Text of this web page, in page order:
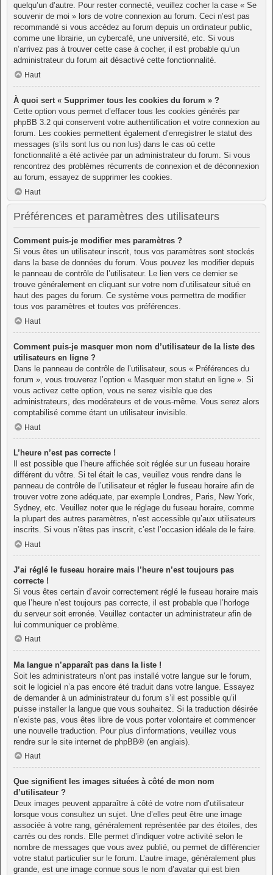
quelqu’un d’autre. Pour rester connecté, veuillez cocher la case « Se
souvenir de moi » lors de votre connexion au forum. Ceci n’est pas
recommandé si vous accédez au forum depuis un ordinateur public,
comme une librairie, un cybercafé, une université, etc. Si vous
n’arrivez pas à trouver cette case à cocher, il est probable qu’un
administrateur du forum ait désactivé cette fonctionnalité.
Haut
À quoi sert « Supprimer tous les cookies du forum » ?
Cette option vous permet d’effacer tous les cookies générés par
phpBB 3.2 qui conservent votre authentification et votre connexion au
forum. Les cookies permettent également d’enregistrer le statut des
messages (s’ils sont lus ou non lus) dans le cas où cette
fonctionnalité a été activée par un administrateur du forum. Si vous
rencontrez des problèmes récurrents de connexion et de déconnexion
au forum, essayez de supprimer les cookies.
Haut
Préférences et paramètres des utilisateurs
Comment puis-je modifier mes paramètres ?
Si vous êtes un utilisateur inscrit, tous vos paramètres sont stockés
dans la base de données du forum. Vous pouvez les modifier depuis
le panneau de contrôle de l’utilisateur. Le lien vers ce dernier se
trouve généralement en cliquant sur votre nom d’utilisateur situé en
haut des pages du forum. Ce système vous permettra de modifier
tous vos paramètres et toutes vos préférences.
Haut
Comment puis-je masquer mon nom d’utilisateur de la liste des
utilisateurs en ligne ?
Dans le panneau de contrôle de l’utilisateur, sous « Préférences du
forum », vous trouverez l’option « Masquer mon statut en ligne ». Si
vous activez cette option, vous ne serez visible que des
administrateurs, des modérateurs et de vous-même. Vous serez alors
comptabilisé comme étant un utilisateur invisible.
Haut
L’heure n’est pas correcte !
Il est possible que l’heure affichée soit réglée sur un fuseau horaire
différent du vôtre. Si tel était le cas, veuillez vous rendre dans le
panneau de contrôle de l’utilisateur et régler le fuseau horaire afin de
trouver votre zone adéquate, par exemple Londres, Paris, New York,
Sydney, etc. Veuillez noter que le réglage du fuseau horaire, comme
la plupart des autres paramètres, n’est accessible qu’aux utilisateurs
inscrits. Si vous n’êtes pas inscrit, c’est l’occasion idéale de le faire.
Haut
J’ai réglé le fuseau horaire mais l’heure n’est toujours pas
correcte !
Si vous êtes certain d’avoir correctement réglé le fuseau horaire mais
que l’heure n’est toujours pas correcte, il est probable que l’horloge
du serveur soit erronée. Veuillez contacter un administrateur afin de
lui communiquer ce problème.
Haut
Ma langue n’apparaît pas dans la liste !
Soit les administrateurs n’ont pas installé votre langue sur le forum,
soit le logiciel n’a pas encore été traduit dans votre langue. Essayez
de demander à un administrateur du forum s’il est possible qu’il
puisse installer la langue que vous souhaitez. Si la traduction désirée
n’existe pas, vous êtes libre de vous porter volontaire et commencer
une nouvelle traduction. Pour plus d’informations, veuillez vous
rendre sur le site internet de phpBB® (en anglais).
Haut
Que signifient les images situées à côté de mon nom
d’utilisateur ?
Deux images peuvent apparaître à côté de votre nom d’utilisateur
lorsque vous consultez un sujet. Une d’elles peut être une image
associée à votre rang, généralement représentée par des étoiles, des
carrés ou des ronds. Elle permet d’indiquer votre activité selon le
nombre de messages que vous avez publié, ou permet de différencier
votre statut particulier sur le forum. L’autre image, généralement plus
grande, est une image connue sous le nom d’avatar qui est bien